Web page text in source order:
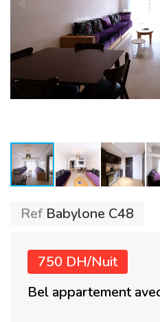
Ref Babylone C48
750 DH/Nuit
Bel appartement